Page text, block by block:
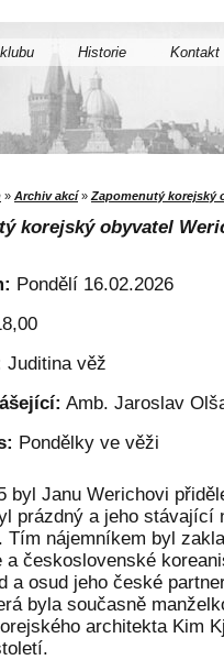
Historie Kontakt
» Archiv akcí» Zapomenutý korejský
korejský obyvatel
Pondělí 16.02.2026
Juditina věž
Amb. Jaroslav
Pondělky ve věži
byl Janu Werichovi
prázdný a jeho stávající
Tím nájemníkem byl
a československé
a osud jeho české
byla současně
architekta Kim